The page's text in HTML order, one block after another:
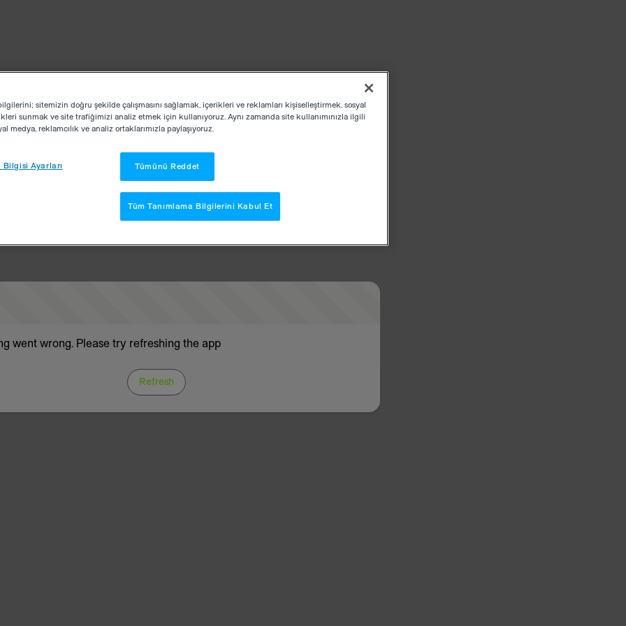
went wrong. Please try refreshing the app
Refresh
bilgilerini; sitemizin doğru şekilde çalışmasını sağlamak, içerikleri ve reklamları kişiselleştirmek, sosyal
sunmak ve site trafiğimizi analiz etmek için kullanıyoruz. Aynı zamanda site kullanımınızla ilgili
medya, reklamcılık ve analiz ortaklarımızla paylaşıyoruz.
Bilgisi Ayarları Tümünü Reddet
Tüm Tanımlama Bilgilerini Kabul Et